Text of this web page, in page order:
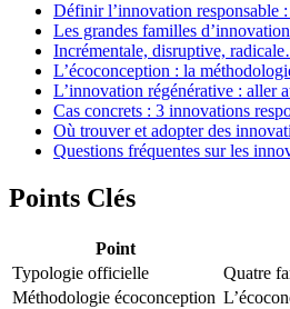
Définir l’innovation responsable
Les grandes familles
Incrémentale, disruptive,
L’écoconception : la
L’innovation régénérative : aller
Cas concrets : 3 innovations
Où trouver et adopter des
Questions fréquentes sur les
Points Clés
Point
Typologie officielle
Quatre
Méthodologie écoconception